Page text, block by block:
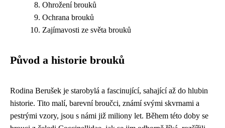
Ohrožení brouků
Ochrana brouků
Zajímavosti ze světa brouků
Původ a historie brouků
Rodina Berušek je starobylá a fascinující, sahající až do hlubin
historie. Tito malí, barevní broučci, známí svými skvrnami a
pestrými vzory, jsou s námi již miliony let. Během této doby se